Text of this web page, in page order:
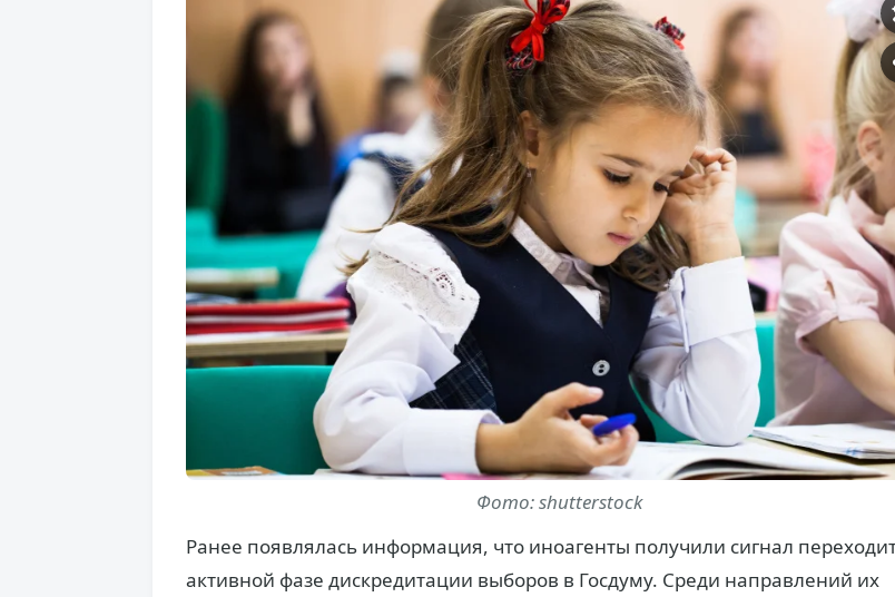
Фото: shutterstock
Ранее появлялась информация, что иноагенты получили сигнал
активной фазе дискредитации выборов в Госдуму. Среди направлений их